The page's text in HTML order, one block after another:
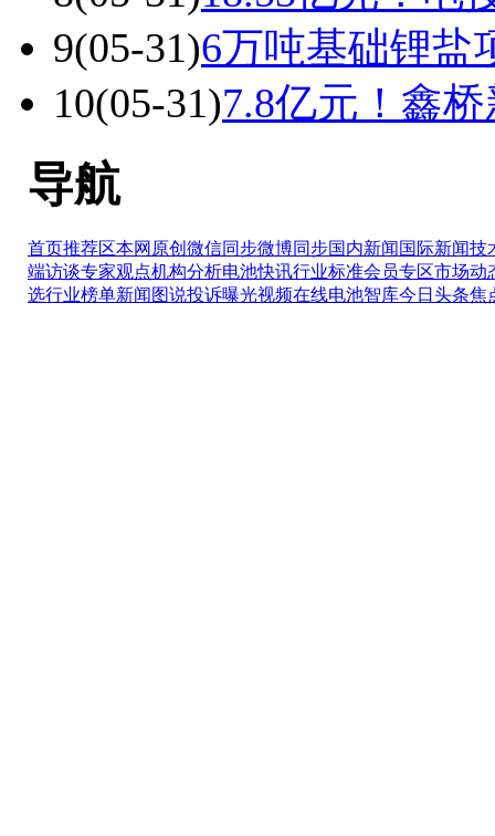
9(05-31)6万吨基础锂盐
10(05-31)7.8亿元！鑫
导航
首页推荐区本网原创 微信同步微博同步国内新闻 国际新闻技
端访谈专家观点机构分析电池快讯行业标准会员专区市场动
选行业榜单新闻图说投诉曝光视频在线电池智库今日头条焦